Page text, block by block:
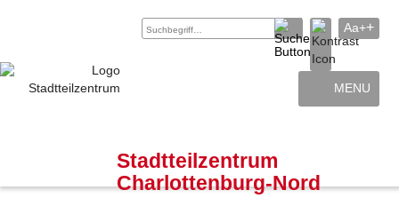
Aa++
Kontakt
Stadtteilzentrum
Charlottenburg-Nord
MENU